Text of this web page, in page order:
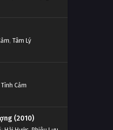
, Tâm Lý
Tình Cảm
(2010)